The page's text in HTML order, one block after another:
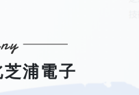
浦電子